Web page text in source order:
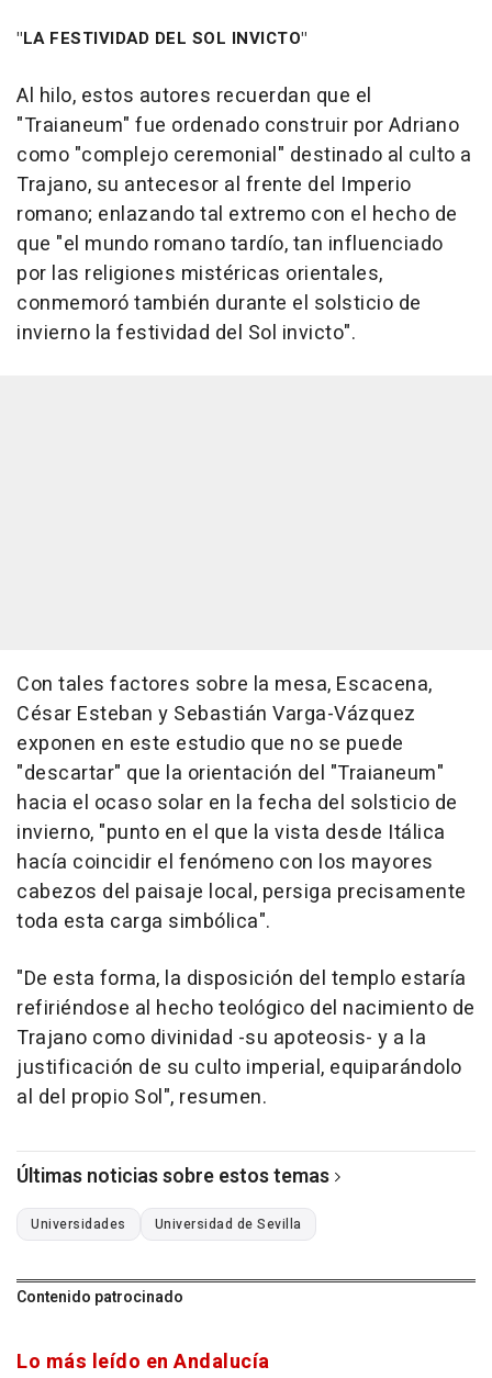
"LA FESTIVIDAD DEL SOL INVICTO"
Al hilo, estos autores recuerdan que el
"Traianeum" fue ordenado construir por Adriano
como "complejo ceremonial" destinado al culto a
Trajano, su antecesor al frente del Imperio
romano; enlazando tal extremo con el hecho de
que "el mundo romano tardío, tan influenciado
por las religiones mistéricas orientales,
conmemoró también durante el solsticio de
invierno la festividad del Sol invicto".
Con tales factores sobre la mesa, Escacena,
César Esteban y Sebastián Varga-Vázquez
exponen en este estudio que no se puede
"descartar" que la orientación del "Traianeum"
hacia el ocaso solar en la fecha del solsticio de
invierno, "punto en el que la vista desde Itálica
hacía coincidir el fenómeno con los mayores
cabezos del paisaje local, persiga precisamente
toda esta carga simbólica".
"De esta forma, la disposición del templo estaría
refiriéndose al hecho teológico del nacimiento de
Trajano como divinidad -su apoteosis- y a la
justificación de su culto imperial, equiparándolo
al del propio Sol", resumen.
Últimas noticias sobre estos temas
Universidades Universidad de Sevilla
Contenido patrocinado
Lo más leído en Andalucía